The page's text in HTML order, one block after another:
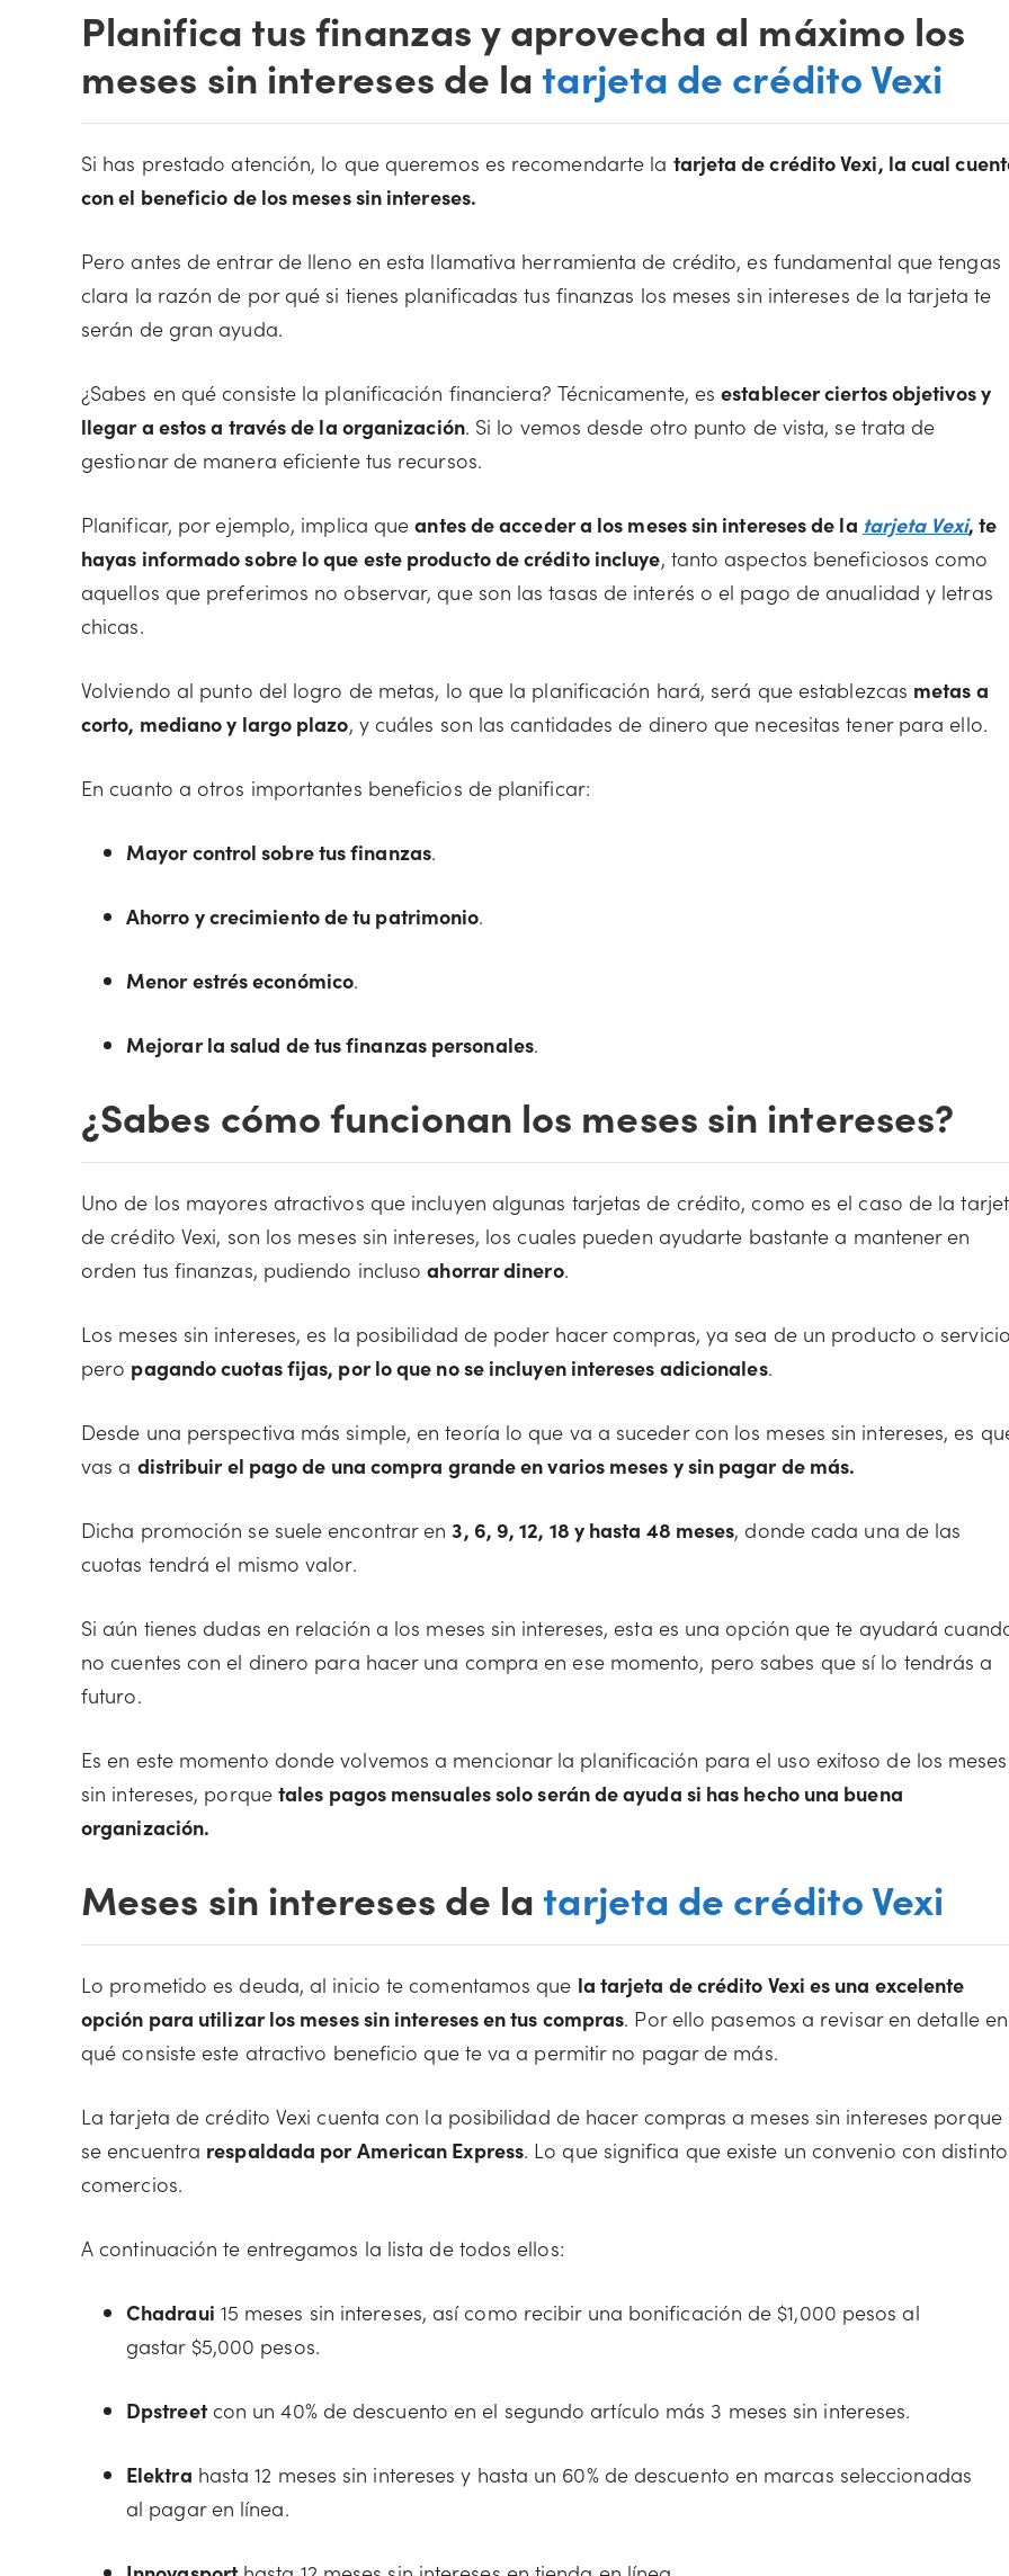
Planifica tus finanzas y aprovecha al máximo los
meses sin intereses de la tarjeta de crédito Vexi
Si has prestado atención, lo que queremos es recomendarte la tarjeta de crédito Vexi, la cual
con el beneficio de los meses sin intereses.
Pero antes de entrar de lleno en esta llamativa herramienta de crédito, es fundamental que tengas
clara la razón de por qué si tienes planificadas tus finanzas los meses sin intereses de la tarjeta te
serán de gran ayuda.
¿Sabes en qué consiste la planificación financiera? Técnicamente, esestablecer ciertos objetivos y
llegar a estos a través de la organización. Si lo vemos desde otro punto de vista, se trata de
gestionar de manera eficiente tus recursos.
Planificar, por ejemplo, implica queantes de acceder a los meses sin intereses de la tarjeta Vexi, te
hayas informado sobre lo que este producto de crédito incluye, tanto aspectos beneficiosos como
aquellos que preferimos no observar, que son las tasas de interés o el pago de anualidad y letras
chicas.
Volviendo al punto del logro de metas, lo que la planificación hará, será que establezcas metas a
corto, mediano y largo plazo, y cuáles son las cantidades de dinero que necesitas tener para ello.
En cuanto a otros importantes beneficios de planificar:
Mayor control sobre tus finanzas.
Ahorro y crecimiento de tu patrimonio.
Menor estrés económico.
Mejorar la salud de tus finanzas personales.
¿Sabes cómo funcionan los meses sin intereses?
Uno de los mayores atractivos que incluyen algunas tarjetas de crédito, como es el caso de la
de crédito Vexi, son los meses sin intereses, los cuales pueden ayudarte bastante a mantener en
orden tus finanzas, pudiendo inclusoahorrar dinero.
Los meses sin intereses, es la posibilidad de poder hacer compras, ya sea de un producto o
pero pagando cuotas fijas, por lo que no se incluyen intereses adicionales.
Desde una perspectiva más simple, en teoría lo que va a suceder con los meses sin intereses, es
vas a distribuir el pago de una compra grande en varios meses y sin pagar de más.
Dicha promoción se suele encontrar en3, 6, 9, 12, 18 y hasta 48 meses, donde cada una de las
cuotas tendrá el mismo valor.
Si aún tienes dudas en relación a los meses sin intereses, esta es una opción que te ayudará
no cuentes con el dinero para hacer una compra en ese momento, pero sabes que sí lo tendrás a
futuro.
Es en este momento donde volvemos a mencionar la planificación para el uso exitoso de los meses
sin intereses, porque tales pagos mensuales solo serán de ayuda si has hecho una buena
organización.
Meses sin intereses de la tarjeta de crédito Vexi
Lo prometido es deuda, al inicio te comentamos que la tarjeta de crédito Vexi es una excelente
opción para utilizar los meses sin intereses en tus compras. Por ello pasemos a revisar en detalle en
qué consiste este atractivo beneficio que te va a permitir no pagar de más.
La tarjeta de crédito Vexi cuenta con la posibilidad de hacer compras a meses sin intereses porque
se encuentra respaldada por American Express. Lo que significa que existe un convenio con
comercios.
A continuación te entregamos la lista de todos ellos:
Chadraui 15 meses sin intereses, así como recibir una bonificación de $1,000 pesos al
gastar $5,000 pesos.
Dpstreetcon un 40% de descuento en el segundo artículo más 3 meses sin intereses.
Elektra hasta 12 meses sin intereses y hasta un 60% de descuento en marcas seleccionadas
al pagar en línea.